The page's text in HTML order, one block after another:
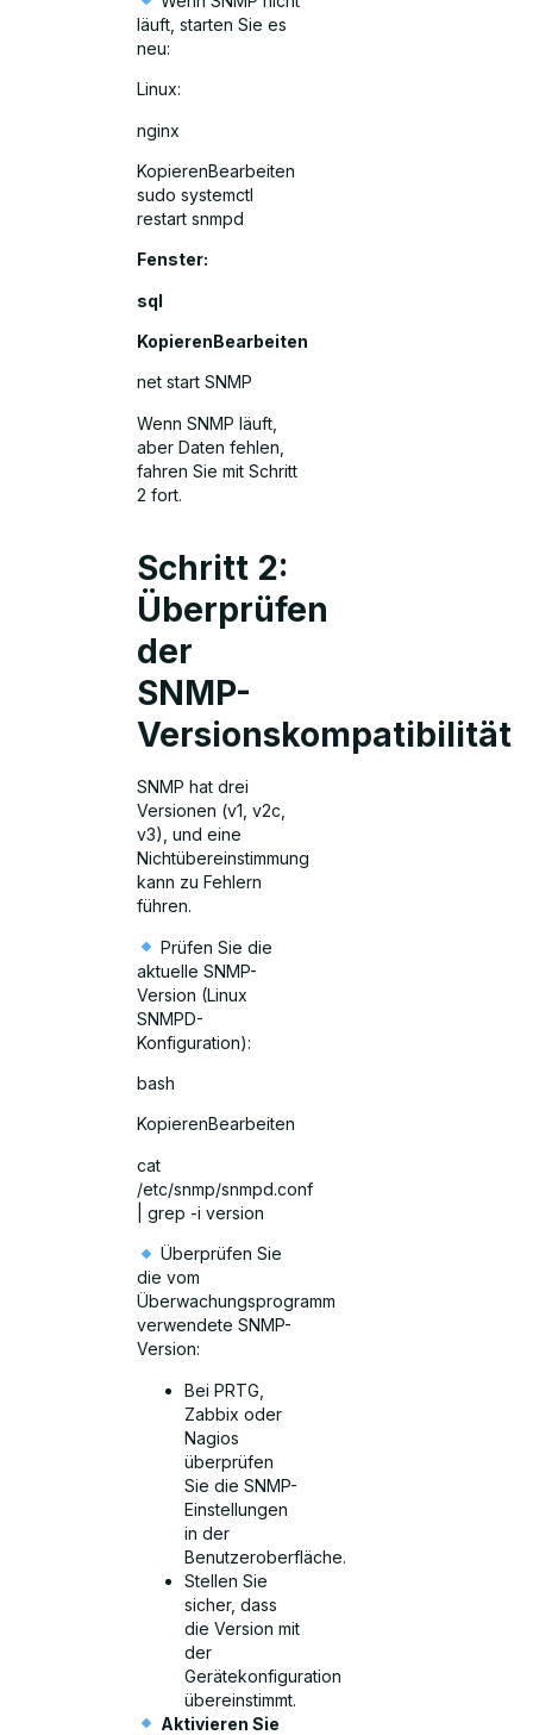
läuft, starten Sie es
neu:
Linux:
nginx
KopierenBearbeiten
sudo systemctl
restart snmpd
Fenster:
sql
KopierenBearbeiten
net start SNMP
Wenn SNMP läuft,
aber Daten fehlen,
fahren Sie mit Schritt
2 fort.
Schritt 2:
Überprüfen
der
SNMP-
Versionskompatibilität
SNMP hat drei
Versionen (v1, v2c,
v3), und eine
Nichtübereinstimmung
kann zu Fehlern
führen.
Prüfen Sie die
aktuelle SNMP-
Version (Linux
SNMPD-
Konfiguration):
bash
KopierenBearbeiten
cat
/etc/snmp/snmpd.conf
| grep -i version
Überprüfen Sie
die vom
Überwachungsprogramm
verwendete SNMP-
Version:
Bei PRTG,
Zabbix oder
Nagios
überprüfen
Sie die SNMP-
Einstellungen
in der
Benutzeroberfläche.
Stellen Sie
sicher, dass
die Version mit
der
Gerätekonfiguration
übereinstimmt.
Aktivieren Sie